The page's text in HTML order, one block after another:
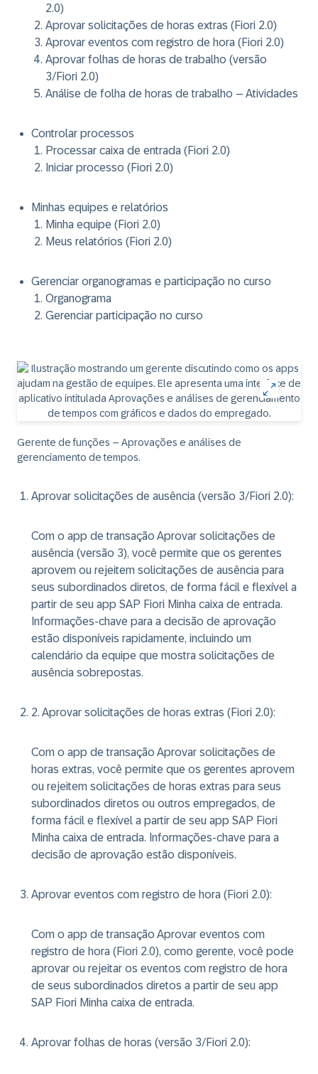
2.0)
Aprovar solicitações de horas extras (Fiori 2.0)
Aprovar eventos com registro de hora (Fiori 2.0)
Aprovar folhas de horas de trabalho (versão
3/Fiori 2.0)
Análise de folha de horas de trabalho – Atividades
Controlar processos
Processar caixa de entrada (Fiori 2.0)
Iniciar processo (Fiori 2.0)
Minhas equipes e relatórios
Minha equipe (Fiori 2.0)
Meus relatórios (Fiori 2.0)
Gerenciar organogramas e participação no curso
Organograma
Gerenciar participação no curso
Gerente de funções – Aprovações e análises de
gerenciamento de tempos.
Aprovar solicitações de ausência (versão 3/Fiori 2.0):
Com o app de transação Aprovar solicitações de
ausência (versão 3), você permite que os gerentes
aprovem ou rejeitem solicitações de ausência para
seus subordinados diretos, de forma fácil e flexível a
partir de seu app SAP Fiori Minha caixa de entrada.
Informações-chave para a decisão de aprovação
estão disponíveis rapidamente, incluindo um
calendário da equipe que mostra solicitações de
ausência sobrepostas.
2. Aprovar solicitações de horas extras (Fiori 2.0):
Com o app de transação Aprovar solicitações de
horas extras, você permite que os gerentes aprovem
ou rejeitem solicitações de horas extras para seus
subordinados diretos ou outros empregados, de
forma fácil e flexível a partir de seu app SAP Fiori
Minha caixa de entrada. Informações-chave para a
decisão de aprovação estão disponíveis.
Aprovar eventos com registro de hora (Fiori 2.0):
Com o app de transação Aprovar eventos com
registro de hora (Fiori 2.0), como gerente, você pode
aprovar ou rejeitar os eventos com registro de hora
de seus subordinados diretos a partir de seu app
SAP Fiori Minha caixa de entrada.
Aprovar folhas de horas (versão 3/Fiori 2.0):